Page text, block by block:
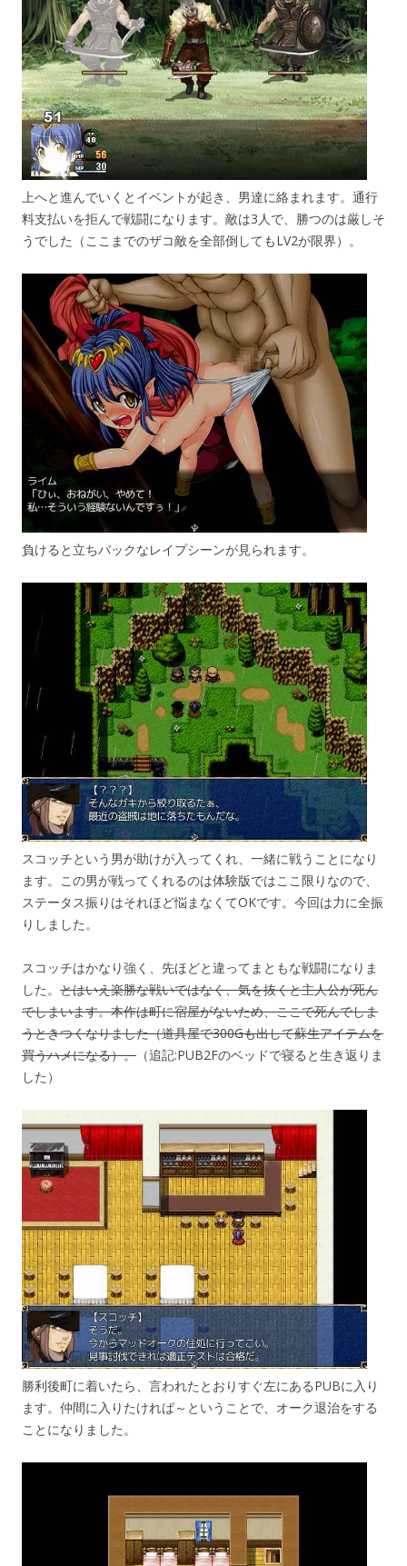
上へと進んでいくとイベントが起き、男達に絡まれます。通行
料支払いを拒んで戦闘になります。敵は3人で、勝つのは厳しそ
うでした（ここまでのザコ敵を全部倒してもLV2が限界）。
負けると立ちバックなレイプシーンが見られます。
スコッチという男が助けが入ってくれ、一緒に戦うことになり
ます。この男が戦ってくれるのは体験版ではここ限りなので、
ステータス振りはそれほど悩まなくてOKです。今回は力に全振
りしました。
スコッチはかなり強く、先ほどと違ってまともな戦闘になりま
した。 とはいえ楽勝な戦いではなく、気を抜くと主人公が死ん
でしまいます。本作は町に宿屋がないため、ここで死んでしま
うときつくなりました（道具屋で300Gも出して蘇生アイテムを
買うハメになる）。 （追記:PUB2Fのベッドで寝ると生き返りま
した）
勝利後町に着いたら、言われたとおりすぐ左にあるPUBに入り
ます。仲間に入りたければ～ということで、オーク退治をする
ことになりました。